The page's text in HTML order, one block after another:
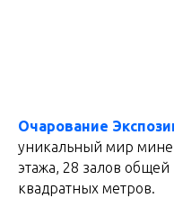
Очарование
уникальный мир
этажа, 28 залов
квадратных метров.